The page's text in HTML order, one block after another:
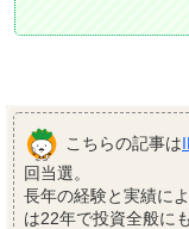
こちらの記事は
回当選。
長年の経験と実績に
は22年で投資全般に